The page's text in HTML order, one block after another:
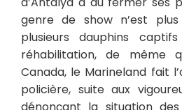
genre de show n’est
plusieurs dauphins
réhabilitation, de même
Canada, le Marineland fait
policière, suite aux